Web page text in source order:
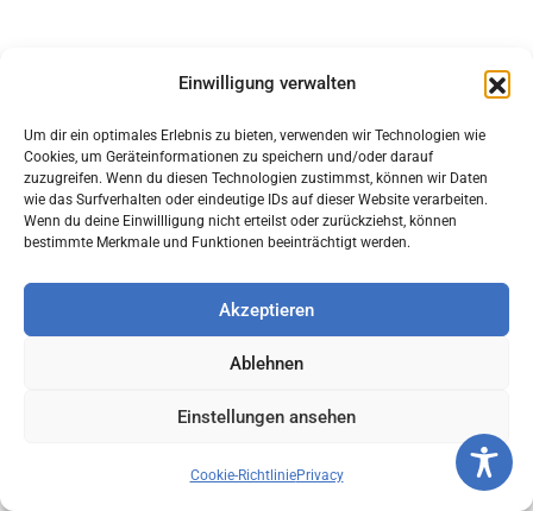
Einwilligung verwalten
Um dir ein optimales Erlebnis zu bieten, verwenden wir Technologien wie
Cookies, um Geräteinformationen zu speichern und/oder darauf
zuzugreifen. Wenn du diesen Technologien zustimmst, können wir Daten
wie das Surfverhalten oder eindeutige IDs auf dieser Website verarbeiten.
Wenn du deine Einwillligung nicht erteilst oder zurückziehst, können
bestimmte Merkmale und Funktionen beeinträchtigt werden.
Akzeptieren
Ablehnen
Einstellungen ansehen
Cookie-RichtliniePrivacy